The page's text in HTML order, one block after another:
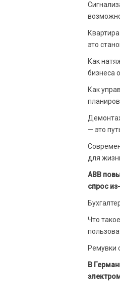
это
Как
бизнеса
Как
— это
для
ABB
спрос
Что
Ремувки
В